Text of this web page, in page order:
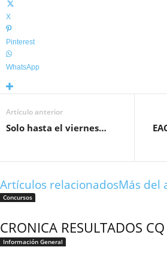
X
Pinterest
WhatsApp
Artículo anterior
Solo hasta el viernes…
Artículos relacionadosMás del
Concursos
CRONICA RESULTADOS
Información General